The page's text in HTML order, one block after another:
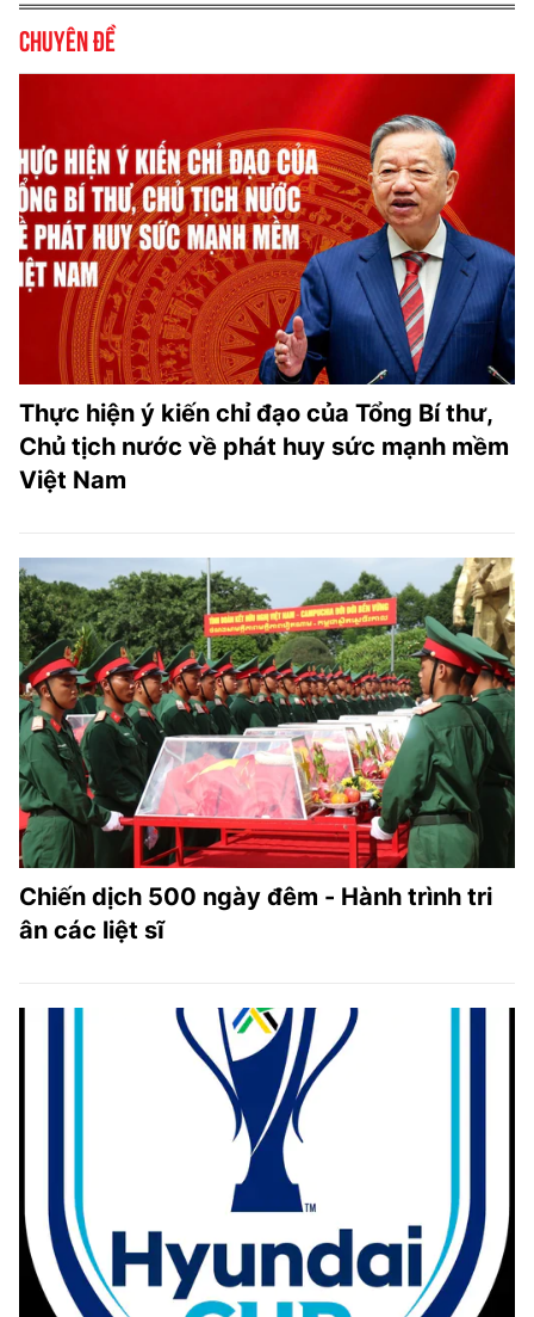
Chuyên đề
Thực hiện ý kiến chỉ đạo của Tổng Bí thư,
Chủ tịch nước về phát huy sức mạnh mềm
Việt Nam
Chiến dịch 500 ngày đêm - Hành trình tri
ân các liệt sĩ